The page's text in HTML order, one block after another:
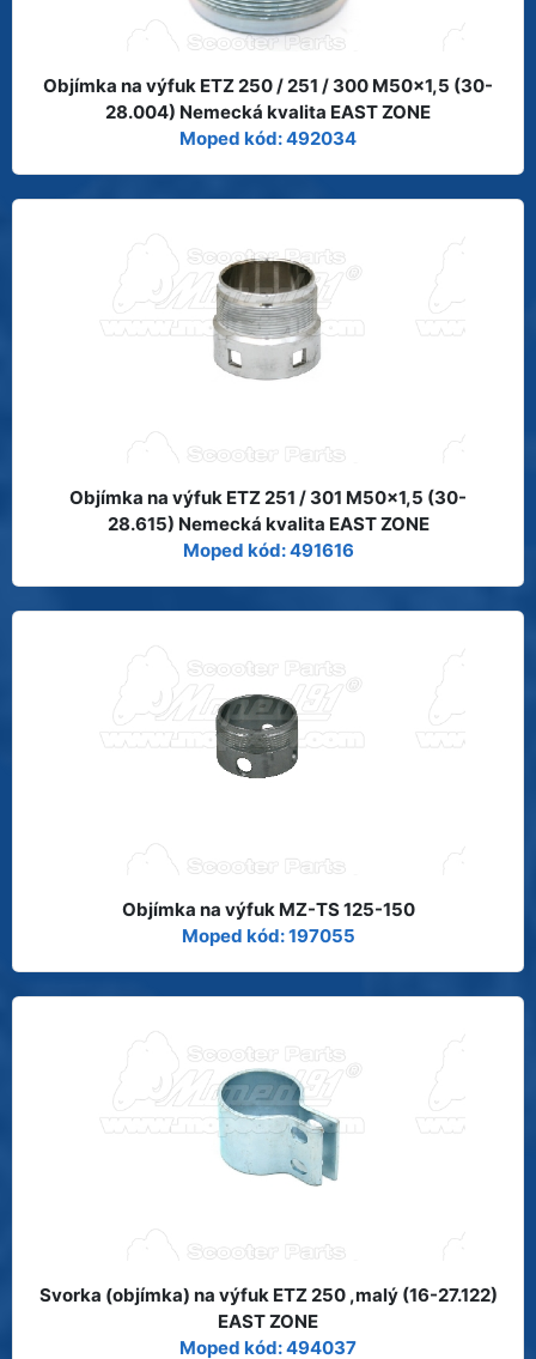
Objímka na výfuk ETZ 250 / 251 / 300 M50x1,5 (30-
28.004) Nemecká kvalita EAST ZONE
Moped kód: 492034
Objímka na výfuk ETZ 251 / 301 M50x1,5 (30-
28.615) Nemecká kvalita EAST ZONE
Moped kód: 491616
Objímka na výfuk MZ-TS 125-150
Moped kód: 197055
Svorka (objímka) na výfuk ETZ 250 ,malý (16-27.122)
EAST ZONE
Moped kód: 494037